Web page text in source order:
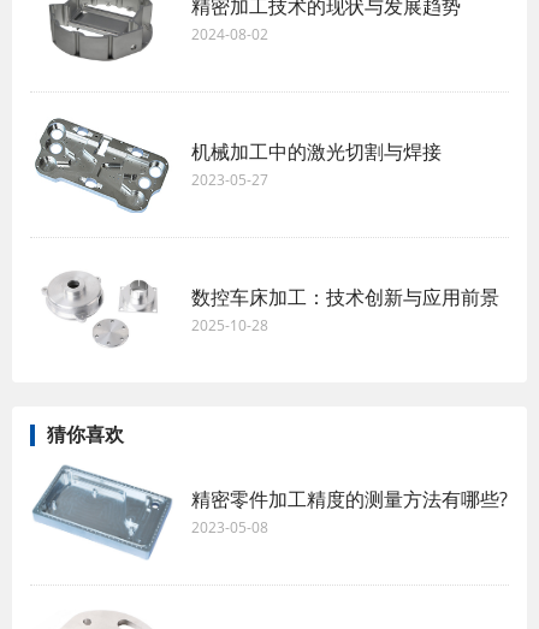
精密加工技术的现状与发展趋势
2024-08-02
机械加工中的激光切割与焊接
2023-05-27
数控车床加工：技术创新与应用前景
2025-10-28
猜你喜欢
精密零件加工精度的测量方法有哪些?
2023-05-08